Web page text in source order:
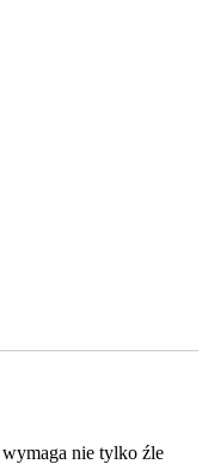
nie tylko źle